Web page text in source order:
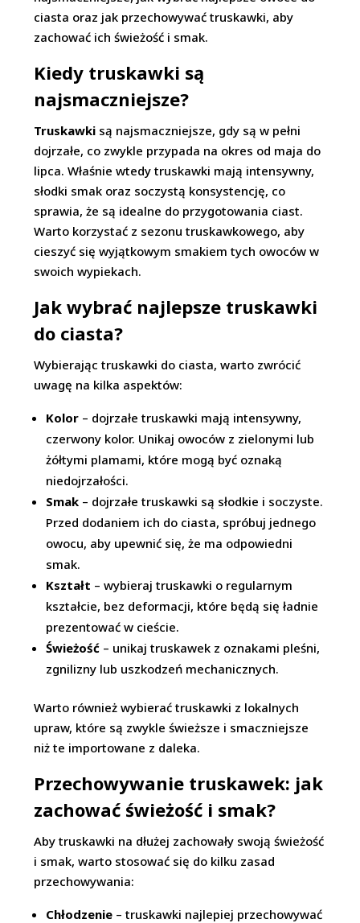
ciasta oraz jak przechowywać truskawki, aby
zachować ich świeżość i smak.
Kiedy truskawki są
najsmaczniejsze?
Truskawki są najsmaczniejsze, gdy są w pełni
dojrzałe, co zwykle przypada na okres od maja do
lipca. Właśnie wtedy truskawki mają intensywny,
słodki smak oraz soczystą konsystencję, co
sprawia, że są idealne do przygotowania ciast.
Warto korzystać z sezonu truskawkowego, aby
cieszyć się wyjątkowym smakiem tych owoców w
swoich wypiekach.
Jak wybrać najlepsze truskawki
do ciasta?
Wybierając truskawki do ciasta, warto zwrócić
uwagę na kilka aspektów:
Kolor – dojrzałe truskawki mają intensywny,
czerwony kolor. Unikaj owoców z zielonymi lub
żółtymi plamami, które mogą być oznaką
niedojrzałości.
Smak – dojrzałe truskawki są słodkie i soczyste.
Przed dodaniem ich do ciasta, spróbuj jednego
owocu, aby upewnić się, że ma odpowiedni
smak.
Kształt – wybieraj truskawki o regularnym
kształcie, bez deformacji, które będą się ładnie
prezentować w cieście.
Świeżość – unikaj truskawek z oznakami pleśni,
zgnilizny lub uszkodzeń mechanicznych.
Warto również wybierać truskawki z lokalnych
upraw, które są zwykle świeższe i smaczniejsze
niż te importowane z daleka.
Przechowywanie truskawek: jak
zachować świeżość i smak?
Aby truskawki na dłużej zachowały swoją świeżość
i smak, warto stosować się do kilku zasad
przechowywania:
Chłodzenie – truskawki najlepiej przechowywać